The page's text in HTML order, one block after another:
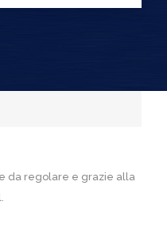
da regolare e grazie alla